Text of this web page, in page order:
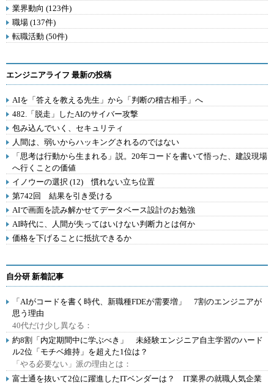
業界動向 (123件)
職場 (137件)
転職活動 (50件)
エンジニアライフ 最新の投稿
AIを「答えを教える先生」から「判断の稽古相手」へ
482.「脱走」したAIのサイバー攻撃
包み込んでいく、セキュリティ
人間は、弱いからハッキングされるのではない
「思考は行動から生まれる」説。20年コードを書いて悟った、建設現場
へ行くことの価値
イノウーの選択 (12) 慣れない立ち位置
第742回 結果を引き受ける
AIで画面を読み解かせてデータベース設計のお勉強
AI時代に、人間が失ってはいけない判断力とは何か
価格を下げることに抵抗できるか
自分研 新着記事
「AIがコードを書く時代、新職種FDEが需要増」 7割のエンジニアが
思う理由
40代だけ少し異なる：
約8割「内定期間中に学ぶべき」 未経験エンジニア自主学習のハード
ル2位「モチベ維持」を超えた1位は？
「やる必要ない」派の理由とは：
富士通を抜いて2位に躍進したITベンダーは？ IT業界の就職人気企業